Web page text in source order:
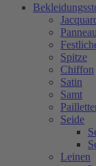
Panneau
Spitze
Chiffon
Satin
Samt
Seide
Leinen